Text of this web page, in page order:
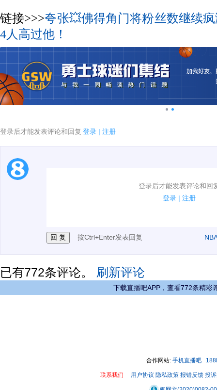
链接>>>夸张💥佛得角门将粉丝数继续
4人高过他！
登录后才能发表评论和回复 登录 | 注册
登录后才能发表评论和回
登录 | 注册
1.电脑端新用户可以发表评论了！
按Ctrl+Enter发表回复
已有772条评论。 刷新评论
下载直播吧APP，查看772条精彩
合作网站: 手机直播吧
联系我们 用户协议 隐私政策 报错反馈 投